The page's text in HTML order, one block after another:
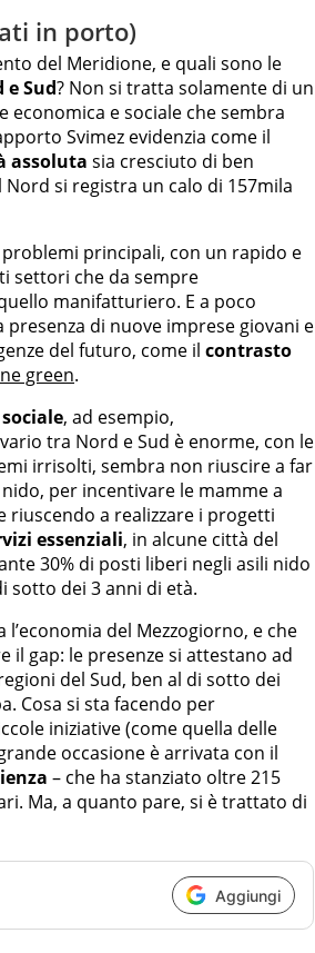
in porto)
del Meridione, e quali sono le
Sud? Non si tratta solamente di un
e sociale che sembra
Svimez evidenzia come il
assoluta sia cresciuto di ben
si registra un calo di 157mila
problemi principali, con un rapido e
settori che da sempre
manifatturiero. E a poco
di nuove imprese giovani e
del futuro, come il contrasto
green.
, ad esempio,
tra Nord e Sud è enorme, con le
irrisolti, sembra non riuscire a far
per incentivare le mamme a
riuscendo a realizzare i progetti
essenziali, in alcune città del
30% di posti liberi negli asili nido
sotto dei 3 anni di età.
del Mezzogiorno, e che
il gap: le presenze si attestano ad
del Sud, ben al di sotto dei
Cosa si sta facendo per
iniziative (come quella delle
occasione è arrivata con il
– che ha stanziato oltre 215
Ma, a quanto pare, si è trattato di
Aggiungi